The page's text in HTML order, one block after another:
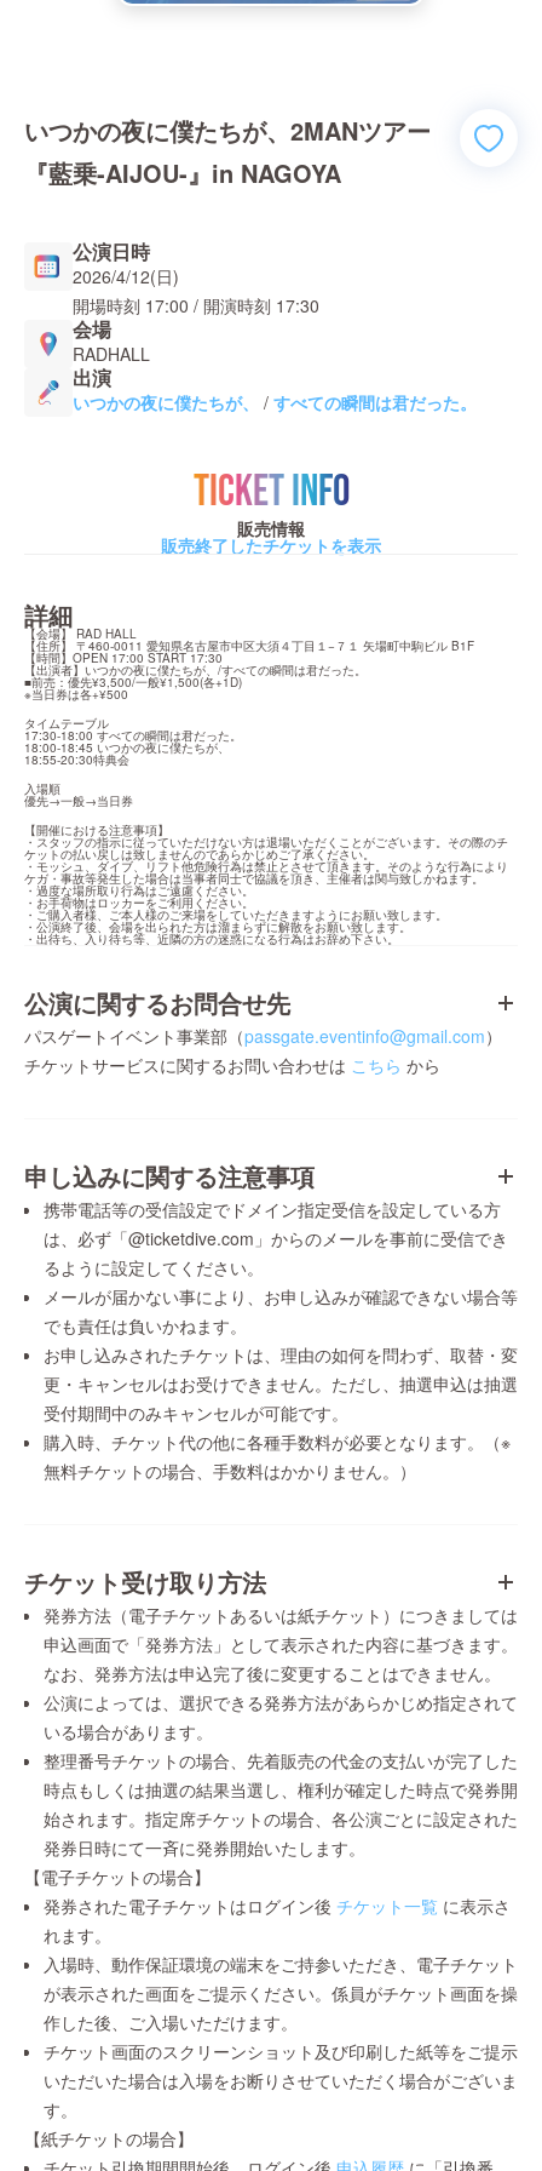
いつかの夜に僕たちが、2MANツアー
『藍乗-AIJOU-』in NAGOYA
公演日時
2026/4/12(日)
開場時刻 17:00 / 開演時刻 17:30
会場
RADHALL
出演
いつかの夜に僕たちが、 / すべての瞬間は君だった。
TICKET INFO
販売情報
販売終了したチケットを表示
詳細
【会場】 RAD HALL
【住所】 〒460-0011 愛知県名古屋市中区大須４丁目１−７１ 矢場町中駒ビル B1F
【時間】OPEN 17:00 START 17:30
【出演者】いつかの夜に僕たちが、/すべての瞬間は君だった。
■前売：優先¥3,500/一般¥1,500(各+1D)
※当日券は各+¥500
タイムテーブル
17:30-18:00 すべての瞬間は君だった。
18:00-18:45 いつかの夜に僕たちが、
18:55-20:30特典会
入場順
優先→一般→当日券
【開催における注意事項】
・スタッフの指示に従っていただけない方は退場いただくことがございます。その際のチ
ケットの払い戻しは致しませんのであらかじめご了承ください。
・モッシュ、ダイブ、リフト他危険行為は禁止とさせて頂きます。そのような行為により
ケガ・事故等発生した場合は当事者同士で協議を頂き、主催者は関与致しかねます。
・過度な場所取り行為はご遠慮ください。
・お手荷物はロッカーをご利用ください。
・ご購入者様、ご本人様のご来場をしていただきますようにお願い致します。
・公演終了後、会場を出られた方は溜まらずに解散をお願い致します。
・出待ち、入り待ち等、近隣の方の迷惑になる行為はお辞め下さい。
公演に関するお問合せ先
パスゲートイベント事業部（passgate.eventinfo@gmail.com）
チケットサービスに関するお問い合わせは こちら から
申し込みに関する注意事項
携帯電話等の受信設定でドメイン指定受信を設定している方
は、必ず「@ticketdive.com」からのメールを事前に受信でき
るように設定してください。
メールが届かない事により、お申し込みが確認できない場合等
でも責任は負いかねます。
お申し込みされたチケットは、理由の如何を問わず、取替・変
更・キャンセルはお受けできません。ただし、抽選申込は抽選
受付期間中のみキャンセルが可能です。
購入時、チケット代の他に各種手数料が必要となります。（※
無料チケットの場合、手数料はかかりません。）
チケット受け取り方法
発券方法（電子チケットあるいは紙チケット）につきましては
申込画面で「発券方法」として表示された内容に基づきます。
なお、発券方法は申込完了後に変更することはできません。
公演によっては、選択できる発券方法があらかじめ指定されて
いる場合があります。
整理番号チケットの場合、先着販売の代金の支払いが完了した
時点もしくは抽選の結果当選し、権利が確定した時点で発券開
始されます。指定席チケットの場合、各公演ごとに設定された
発券日時にて一斉に発券開始いたします。
【電子チケットの場合】
発券された電子チケットはログイン後 チケット一覧 に表示さ
れます。
入場時、動作保証環境の端末をご持参いただき、電子チケット
が表示された画面をご提示ください。係員がチケット画面を操
作した後、ご入場いただけます。
チケット画面のスクリーンショット及び印刷した紙等をご提示
いただいた場合は入場をお断りさせていただく場合がございま
す。
【紙チケットの場合】